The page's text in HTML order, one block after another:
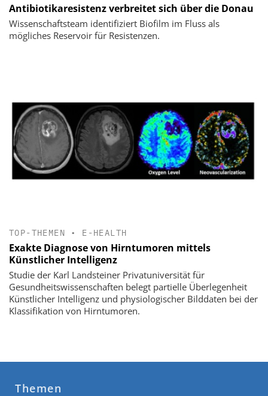
Antibiotikaresistenz verbreitet sich über die Donau
Wissenschaftsteam identifiziert Biofilm im Fluss als
mögliches Reservoir für Resistenzen.
TOP-THEMEN • E-HEALTH
Exakte Diagnose von Hirntumoren mittels
Künstlicher Intelligenz
Studie der Karl Landsteiner Privatuniversität für
Gesundheitswissenschaften belegt partielle Überlegenheit
Künstlicher Intelligenz und physiologischer Bilddaten bei der
Klassifikation von Hirntumoren.
Themen